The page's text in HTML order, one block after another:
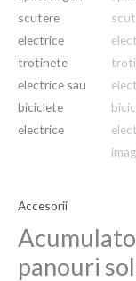
Accesorii
panouri
de
jucarie
sau
alte
aplicatii
gen
scutere
electrice
sau
biciclete
electrice